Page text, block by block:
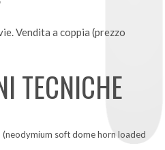
Vendita a coppia (prezzo
TECNICHE
(neodymium soft dome horn loaded